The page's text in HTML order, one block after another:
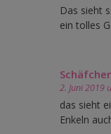
Das sieht
ein tolles
2. Juni 2019
das sieht
Enkeln